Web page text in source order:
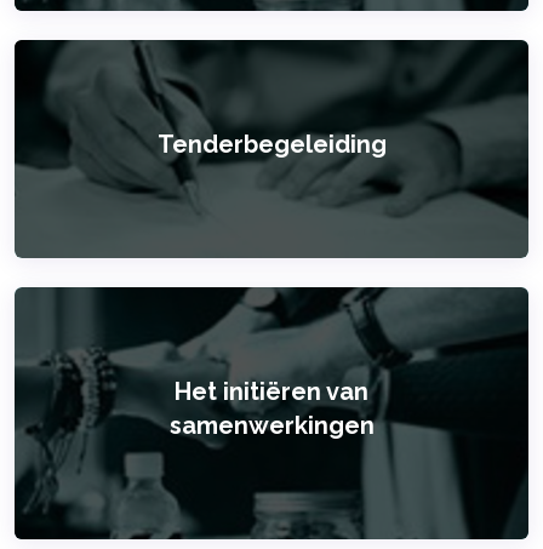
Tenderbegeleiding
Het initiëren van
samenwerkingen